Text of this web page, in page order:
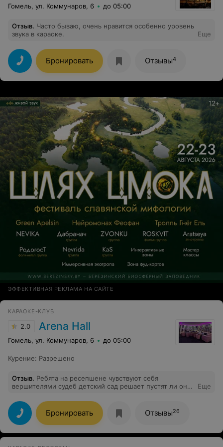
Гомель, ул. Коммунаров, 6 до 05:00
Отзыв. Часто бываю, очень нравится особенно уровень
звука в караоке.
Еще
Бронировать Отзывы4
ЭФФЕКТИВНАЯ РЕКЛАМА НА САЙТЕ
КАРАОКЕ-КЛУБ
2.0 Arena Hall
Гомель, ул. Коммунаров, 6 до 05:00
Курение: Разрешено
Отзыв. Ребята на ресепшене чувствуют себя
вершителями судеб детский сад решает пустят ли они
просто смешно ) никогда Арена не была «элитным»
заведением, а теперь опустилась еще ниже) Ребята,
теперь перед походом туда , настоятельно
рекомендую взвешивать я
Еще
Бронировать Отзывы26